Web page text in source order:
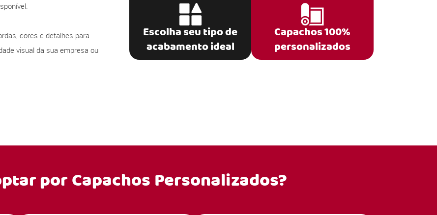
cores e detalhes para
visual da sua empresa ou
Escolha seu tipo de
acabamento ideal
Capachos 100%
personalizados
porCapachos Personalizados?